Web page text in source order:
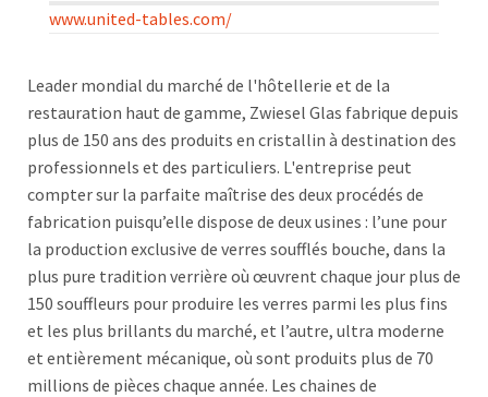
www.united-tables.com/
Leader mondial du marché de l'hôtellerie et de la
restauration haut de gamme, Zwiesel Glas fabrique depuis
plus de 150 ans des produits en cristallin à destination des
professionnels et des particuliers. L'entreprise peut
compter sur la parfaite maîtrise des deux procédés de
fabrication puisqu’elle dispose de deux usines : l’une pour
la production exclusive de verres soufflés bouche, dans la
plus pure tradition verrière où œuvrent chaque jour plus de
150 souffleurs pour produire les verres parmi les plus fins
et les plus brillants du marché, et l’autre, ultra moderne
et entièrement mécanique, où sont produits plus de 70
millions de pièces chaque année. Les chaines de